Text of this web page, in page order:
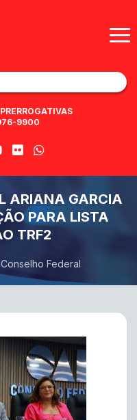
9900
ARIANA GARCIA
PARA LISTA
TRF2
Conselho Federal